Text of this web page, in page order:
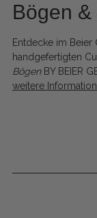
Bögen &
Entdecke im Beier
handgefertigten
Bögen BY BEIER
weitere